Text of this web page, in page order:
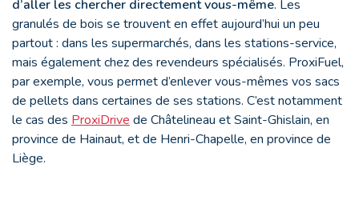
d’aller les chercher directement vous-même. Les
granulés de bois se trouvent en effet aujourd’hui un peu
partout : dans les supermarchés, dans les stations-service,
mais également chez des revendeurs spécialisés. ProxiFuel,
par exemple, vous permet d’enlever vous-mêmes vos sacs
de pellets dans certaines de ses stations. C’est notamment
le cas des ProxiDrive de Châtelineau et Saint-Ghislain, en
province de Hainaut, et de Henri-Chapelle, en province de
Liège.